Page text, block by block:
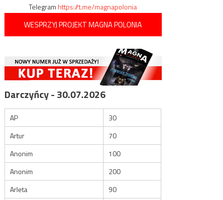
Telegramhttps://t.me/magnapolonia
WESPRZYJ PROJEKT MAGNA POLONIA
Darczyńcy - 30.07.2026
AP
30
Artur
70
Anonim
100
Anonim
200
Arleta
90